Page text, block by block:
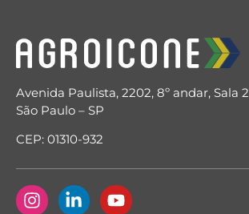
Avenida Paulista, 2202, 8º andar, Sala 2
São Paulo – SP
CEP: 01310-932